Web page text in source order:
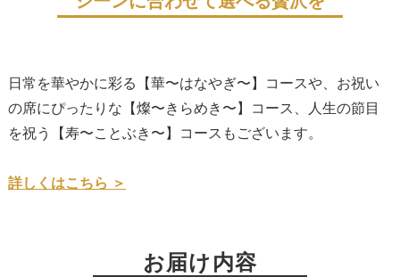
日常を華やかに彩る【華〜はなやぎ〜】コースや、お祝い
の席にぴったりな【燦〜きらめき〜】コース、人生の節目
を祝う【寿〜ことぶき〜】コースもございます。
詳しくはこちら ＞
お届け内容